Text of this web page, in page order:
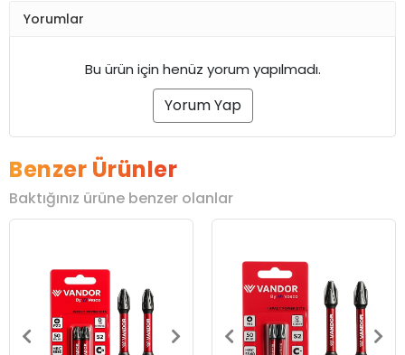
Yorumlar
Bu ürün için henüz yorum yapılmadı.
Yorum Yap
Benzer Ürünler
Baktığınız ürüne benzer olanlar